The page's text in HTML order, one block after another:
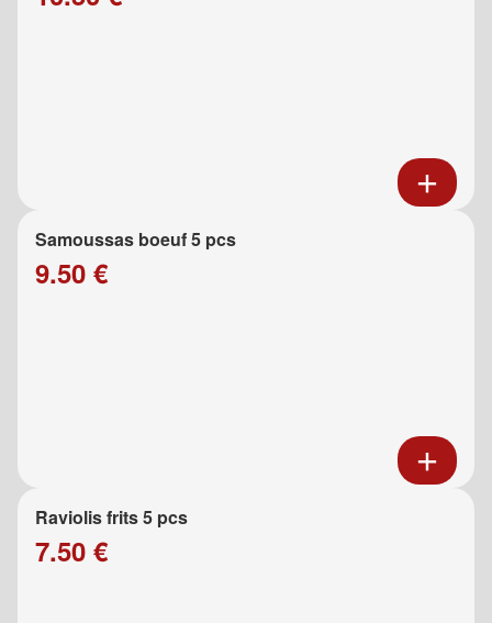
Samoussas boeuf 5 pcs
9.50 €
Raviolis frits 5 pcs
7.50 €